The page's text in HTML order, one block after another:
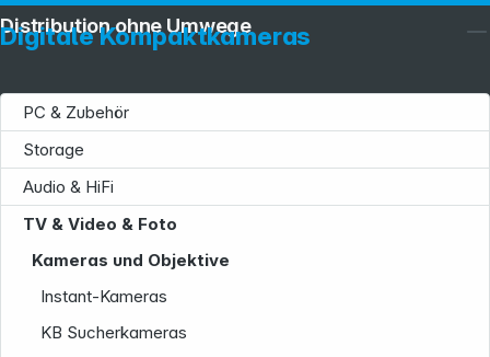
Digitale Kompaktkameras
PC & Zubehör
Storage
Audio & HiFi
TV & Video & Foto
Kameras und Objektive
Instant-Kameras
KB Sucherkameras
Distribution ohne Umwege